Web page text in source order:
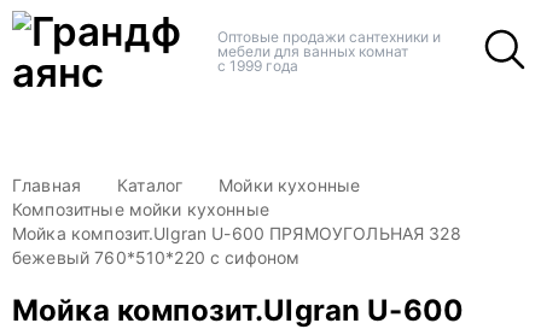
Оптовые продажи сантехники и
мебели для ванных комнат
с 1999 года
Главная Каталог
Мойки кухонные
Композитные мойки кухонные
Мойка композит.Ulgran U-600 ПРЯМОУГОЛЬНАЯ 328
бежевый 760*510*220 с сифоном
Мойка композит.Ulgran U-600